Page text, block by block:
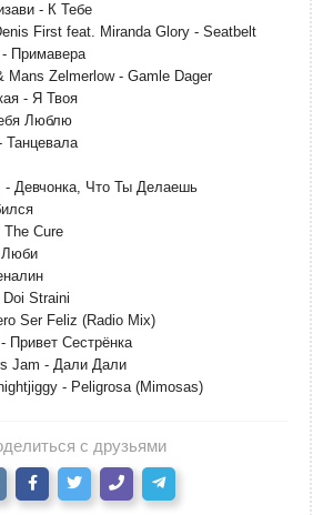
- К Тебе
First feat. Miranda Glory - Seatbelt
Примавера
Mans Zelmerlow - Gamle Dager
- Я Твоя
Люблю
Танцевала
- Девчонка, Что Ты Делаешь
Cure
Люби
Straini
Ser Feliz (Radio Mix)
Привет Сестрёнка
Jam - Дали Дали
- Peligrosa (Mimosas)
с друзьями